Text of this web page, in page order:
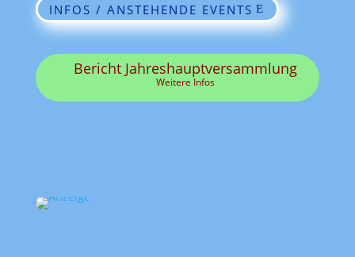
INFOS / ANSTEHENDE EVENTS
Bericht Jahreshauptversammlung
Weitere Infos